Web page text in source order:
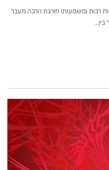
רבות ומשמעותו חורגת הרבה מעבר
בין…